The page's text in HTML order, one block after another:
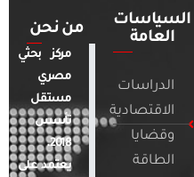
السياسات
العامة
الدراسات
الاقتصادية
وقضايا
الطاقة
من نحن
مركز بحثي
مصري
مستقل
تأسس
2018.
يعتمد على